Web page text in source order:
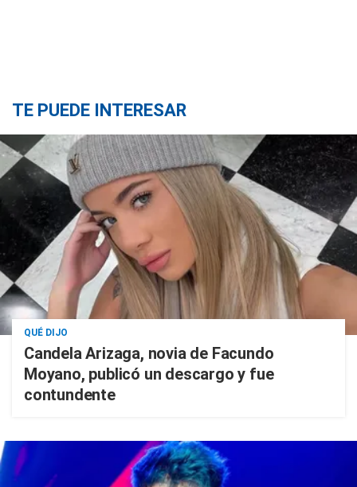
TE PUEDE INTERESAR
QUÉ DIJO
Candela Arizaga, novia de Facundo
Moyano, publicó un descargo y fue
contundente